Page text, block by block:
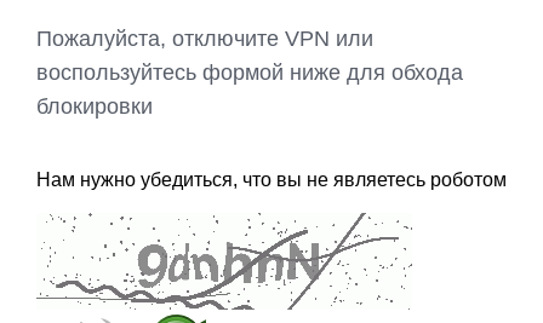
Пожалуйста, отключите VPN или
воспользуйтесь формой ниже для обхода
блокировки
Нам нужно убедиться, что вы не являетесь роботом